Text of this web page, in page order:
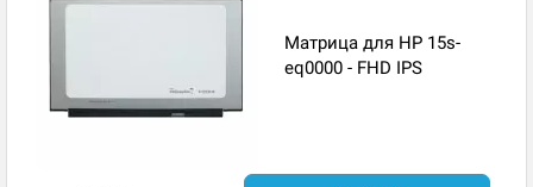
Матрица для HP 15s-
eq0000 - FHD IPS